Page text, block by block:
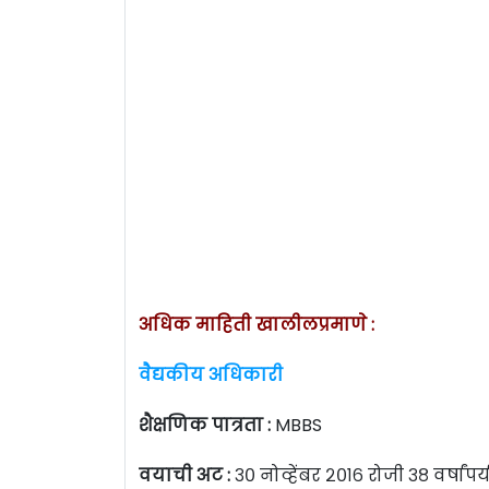
अधिक माहिती खालीलप्रमाणे :
वैद्यकीय अधिकारी
शैक्षणिक पात्रता : MBBS
वयाची अट :३० नोव्हेंबर २०१६ रोजी ३८